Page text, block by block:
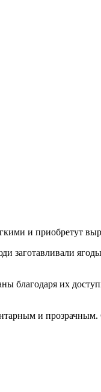
и приобретут
заготавливали
благодаря их
и